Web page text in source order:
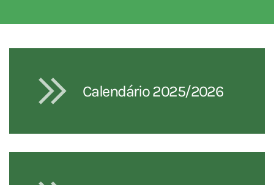
Calendário 2025/2026